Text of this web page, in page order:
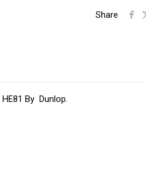
Share
By Dunlop.